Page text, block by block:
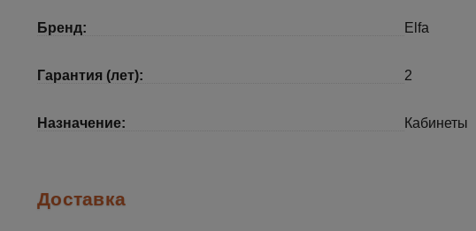
Бренд: Elfa
Гарантия (лет): 2
Назначение: Кабинеты
Доставка